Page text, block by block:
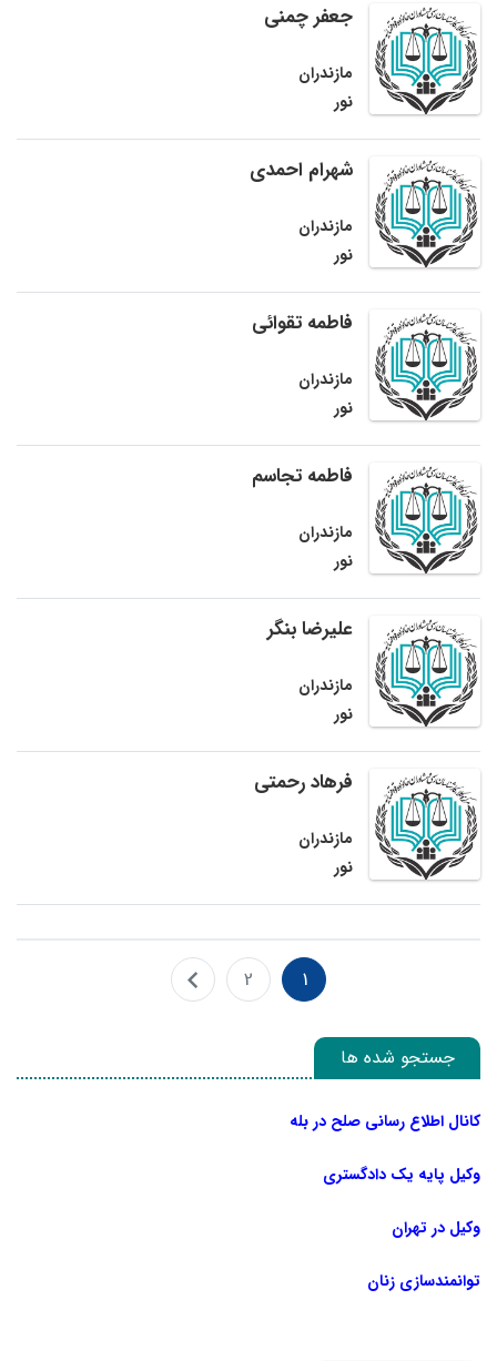
جعفر چمنی
مازندران
نور
شهرام احمدی
مازندران
نور
فاطمه تقوائی
مازندران
نور
فاطمه تجاسم
مازندران
نور
علیرضا بنگر
مازندران
نور
فرهاد رحمتی
مازندران
نور
1
2
جستجو شده ها
کانال اطلاع رسانی صلح در بله
وکیل پایه یک دادگستری
وکیل در تهران
توانمندسازی زنان